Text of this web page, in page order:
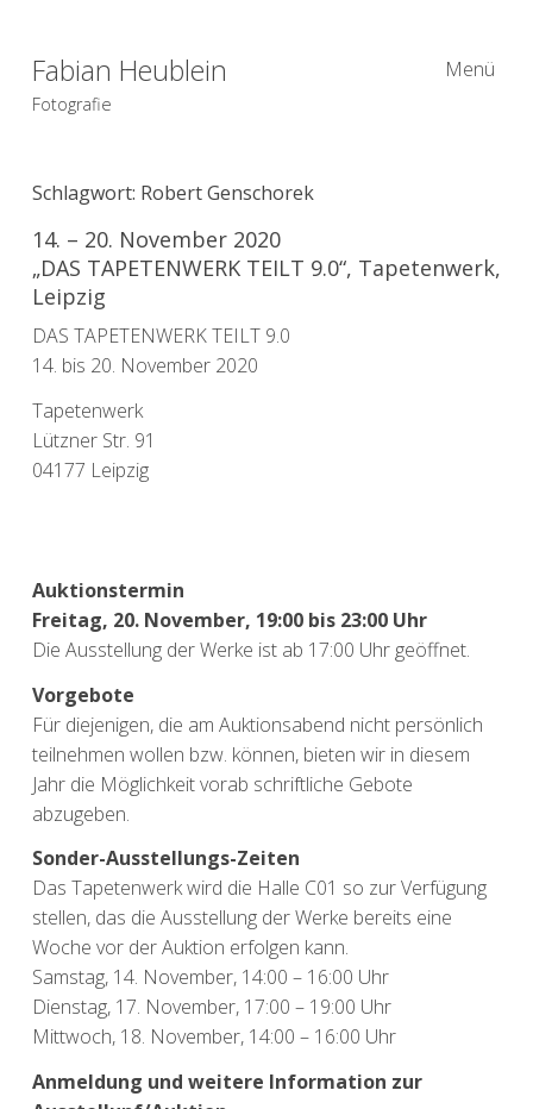
Fabian Heublein
Fotografie
Menü
Schlagwort: Robert Genschorek
14. – 20. November 2020
„DAS TAPETENWERK TEILT 9.0“, Tapetenwerk,
Leipzig
DAS TAPETENWERK TEILT 9.0
14. bis 20. November 2020
Tapetenwerk
Lützner Str. 91
04177 Leipzig
Auktionstermin
Freitag, 20. November, 19:00 bis 23:00 Uhr
Die Ausstellung der Werke ist ab 17:00 Uhr geöffnet.
Vorgebote
Für diejenigen, die am Auktionsabend nicht persönlich
teilnehmen wollen bzw. können, bieten wir in diesem
Jahr die Möglichkeit vorab schriftliche Gebote
abzugeben.
Sonder-Ausstellungs-Zeiten
Das Tapetenwerk wird die Halle C01 so zur Verfügung
stellen, das die Ausstellung der Werke bereits eine
Woche vor der Auktion erfolgen kann.
Samstag, 14. November, 14:00 – 16:00 Uhr
Dienstag, 17. November, 17:00 – 19:00 Uhr
Mittwoch, 18. November, 14:00 – 16:00 Uhr
Anmeldung und weitere Information zur